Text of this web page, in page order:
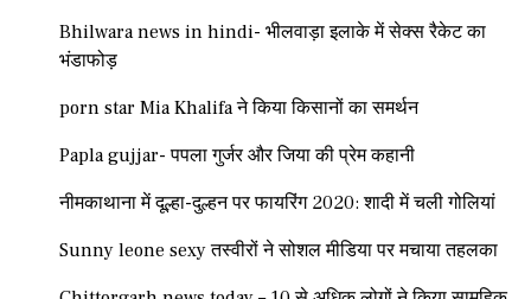
Bhilwara news in hindi- भीलवाड़ा इलाके में सेक्स रैकेट का
भंडाफोड़
porn star Mia Khalifa ने किया किसानों का समर्थन
Papla gujjar- पपला गुर्जर और जिया की प्रेम कहानी
नीमकाथाना में दूल्हा-दुल्हन पर फायरिंग 2020: शादी में चली गोलियां
Sunny leone sexy तस्वीरों ने सोशल मीडिया पर मचाया तहलका